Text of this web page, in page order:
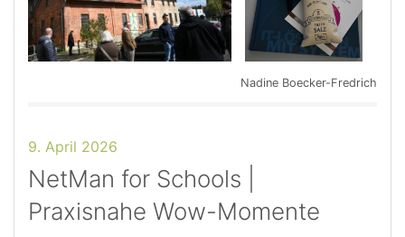
Nadine Boecker-Fredrich
9. April 2026
NetMan for Schools |
Praxisnahe Wow-Momente